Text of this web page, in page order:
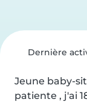
Dernière
Jeune baby-
patiente , j'ai